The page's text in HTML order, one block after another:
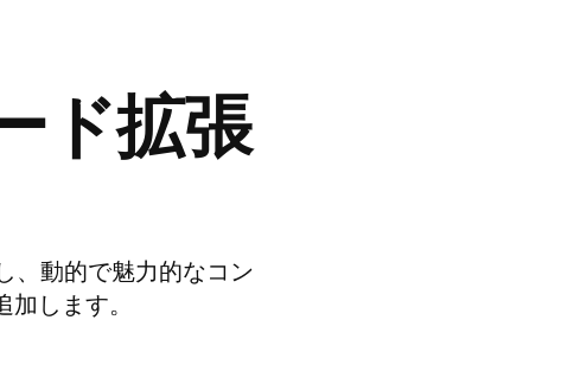
ド拡張
、動的で魅力的なコン
します。